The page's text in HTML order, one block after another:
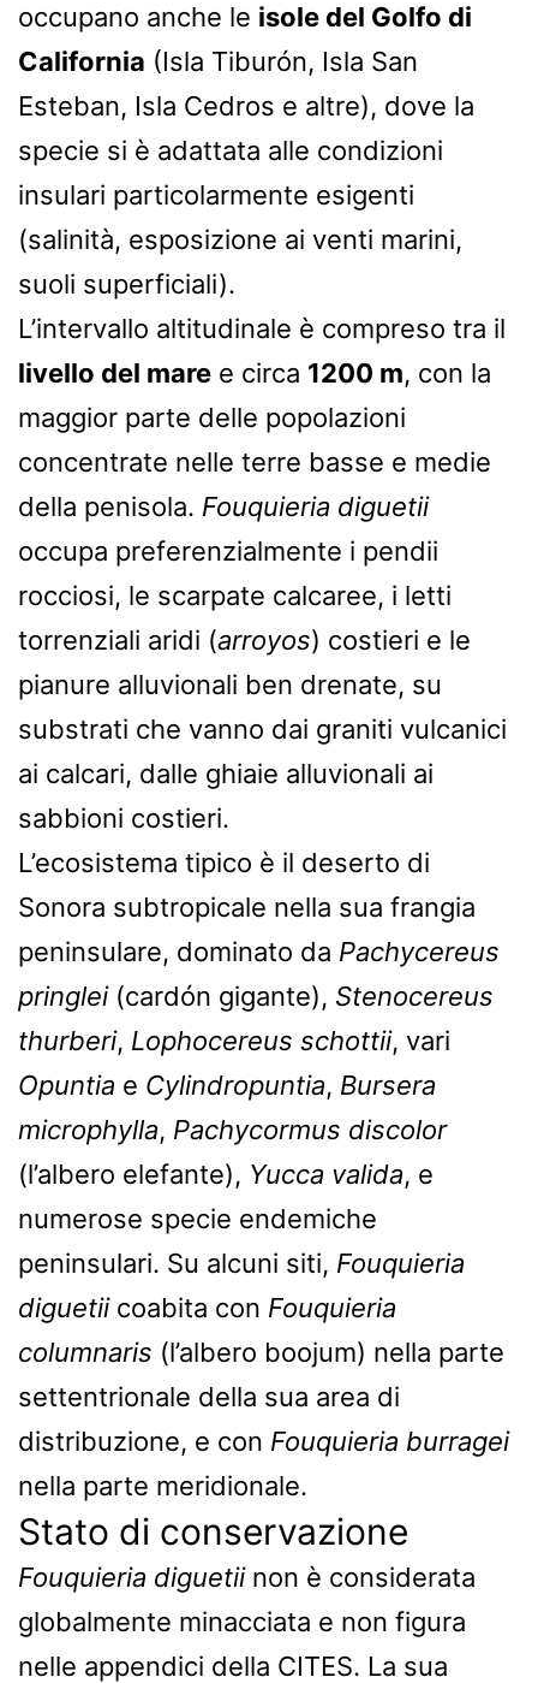
occupano anche le isole del Golfo di
California (Isla Tiburón, Isla San
Esteban, Isla Cedros e altre), dove la
specie si è adattata alle condizioni
insulari particolarmente esigenti
(salinità, esposizione ai venti marini,
suoli superficiali).
L’intervallo altitudinale è compreso tra il
livello del mare e circa 1200 m, con la
maggior parte delle popolazioni
concentrate nelle terre basse e medie
della penisola. Fouquieria diguetii
occupa preferenzialmente i pendii
rocciosi, le scarpate calcaree, i letti
torrenziali aridi (arroyos) costieri e le
pianure alluvionali ben drenate, su
substrati che vanno dai graniti vulcanici
ai calcari, dalle ghiaie alluvionali ai
sabbioni costieri.
L’ecosistema tipico è il deserto di
Sonora subtropicale nella sua frangia
peninsulare, dominato da Pachycereus
pringlei(cardón gigante), Stenocereus
thurberi, Lophocereus schottii, vari
Opuntia e Cylindropuntia, Bursera
microphylla, Pachycormus discolor
(l’albero elefante), Yucca valida, e
numerose specie endemiche
peninsulari. Su alcuni siti, Fouquieria
diguetiicoabita con Fouquieria
columnaris (l’albero boojum) nella parte
settentrionale della sua area di
distribuzione, e con Fouquieria burragei
nella parte meridionale.
Stato di conservazione
Fouquieria diguetiinon è considerata
globalmente minacciata e non figura
nelle appendici della CITES. La sua